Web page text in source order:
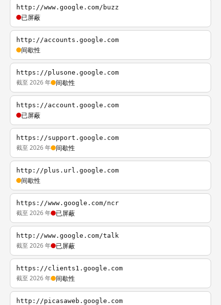
http://www.google.com/buzz
已屏蔽
http://accounts.google.com
间歇性
https://plusone.google.com
截至 2026 年 间歇性
https://account.google.com
已屏蔽
https://support.google.com
截至 2026 年 间歇性
http://plus.url.google.com
间歇性
https://www.google.com/ncr
截至 2026 年 已屏蔽
http://www.google.com/talk
截至 2026 年 已屏蔽
https://clients1.google.com
截至 2026 年 间歇性
http://picasaweb.google.com